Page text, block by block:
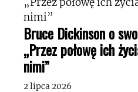
Bruce Dickinson o
„Przez połowę ich
nimi”
2 lipca 2026